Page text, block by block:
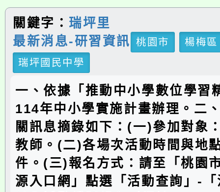
關鍵字： 瑞坪里
最新消息-研習資訊
桃園市
楊梅區
瑞坪國民中學
一、依據「推動中小學數位學習
114年中小學實施計畫辦理。二
關訊息摘錄如下：(一)參加對象
教師。(二)各場次活動時間與地
件。(三)報名方式：請至「桃園
源入口網」點選「活動查詢」-